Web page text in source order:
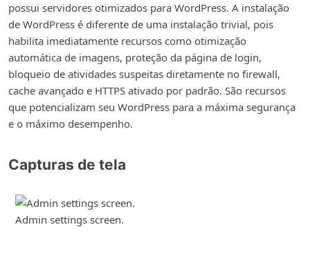
possui servidores otimizados para WordPress. A instalação
de WordPress é diferente de uma instalação trivial, pois
habilita imediatamente recursos como otimização
automática de imagens, proteção da página de login,
bloqueio de atividades suspeitas diretamente no firewall,
cache avançado e HTTPS ativado por padrão. São recursos
que potencializam seu WordPress para a máxima segurança
e o máximo desempenho.
Capturas de tela
Admin settings screen.